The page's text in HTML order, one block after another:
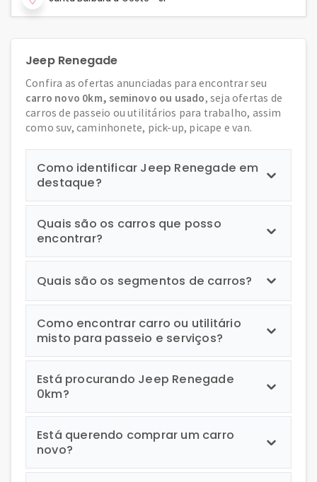
Jeep Renegade
Confira as ofertas anunciadas para encontrar seu
carro novo 0km, seminovo ou usado, seja ofertas de
carros de passeio ou utilitários para trabalho, assim
como suv, caminhonete, pick-up, picape e van.
Como identificar Jeep Renegade em
destaque?
Quais são os carros que posso
encontrar?
Quais são os segmentos de carros?
Como encontrar carro ou utilitário
misto para passeio e serviços?
Está procurando Jeep Renegade
0km?
Está querendo comprar um carro
novo?